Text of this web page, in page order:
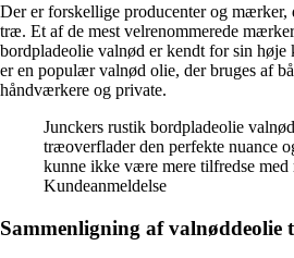
Der er forskellige producenter og
træ. Et af de mest velrenommerede
bordpladeolie valnød er kendt for sin
er en populær valnød olie, der bruges af
håndværkere og private.
Junckers rustik bordpladeolie
træoverflader den perfekte nuance
kunne ikke være mere tilfredse med
Kundeanmeldelse
Sammenligning af valnøddeolie